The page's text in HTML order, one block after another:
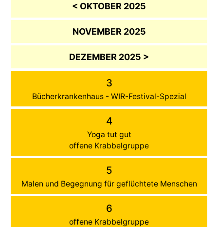
< OKTOBER 2025
NOVEMBER 2025
DEZEMBER 2025 >
3
Bücherkrankenhaus - WIR-Festival-Spezial
4
Yoga tut gut
offene Krabbelgruppe
5
Malen und Begegnung für geflüchtete Menschen
6
offene Krabbelgruppe